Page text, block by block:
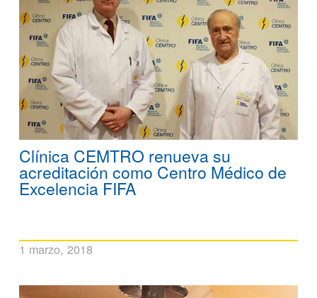
Clínica CEMTRO renueva su
acreditación como Centro Médico de
Excelencia FIFA
1 marzo, 2018